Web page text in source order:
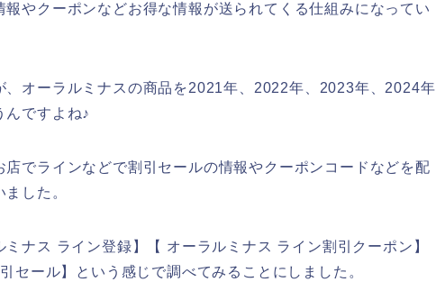
やクーポンなどお得な情報が送られてくる仕組みになってい
、オーラルミナスの商品を2021年、2022年、2023年、2024年
んですよね♪
でラインなどで割引セールの情報やクーポンコードなどを配
した。
ナス ライン登録】【 オーラルミナス ライン割引クーポン】
セール】という感じで調べてみることにしました。